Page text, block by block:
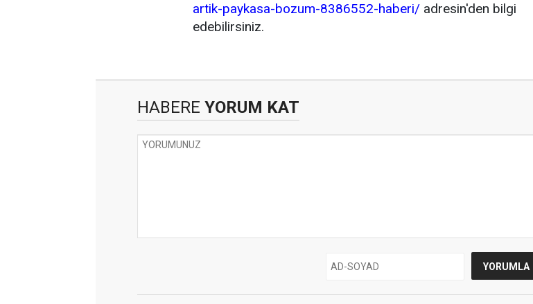
artik-paykasa-bozum-8386552-haberi/ adresin'den bilgi
edebilirsiniz.
HABERE YORUM KAT